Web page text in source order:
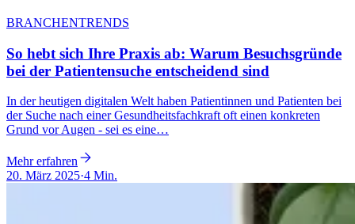
BRANCHENTRENDS
So hebt sich Ihre Praxis ab: Warum Besuchsgründe
bei der Patientensuche entscheidend sind
In der heutigen digitalen Welt haben Patientinnen und Patienten bei
der Suche nach einer Gesundheitsfachkraft oft einen konkreten
Grund vor Augen - sei es eine…
Mehr erfahren
20. März 2025·4 Min.